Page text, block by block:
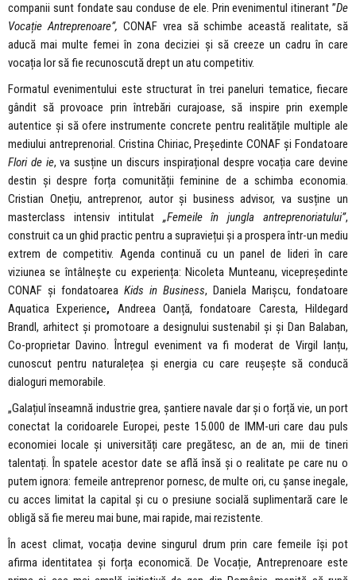
companii sunt fondate sau conduse de ele. Prin evenimentul itinerant ”De
Vocație Antreprenoare”, CONAF vrea să schimbe această realitate, să
aducă mai multe femei în zona deciziei și să creeze un cadru în care
vocația lor să fie recunoscută drept un atu competitiv.
Formatul evenimentului este structurat în trei paneluri tematice, fiecare
gândit să provoace prin întrebări curajoase, să inspire prin exemple
autentice și să ofere instrumente concrete pentru realitățile multiple ale
mediului antreprenorial. Cristina Chiriac, Președinte CONAF și Fondatoare
Flori de ie, va susține un discurs inspirațional despre vocația care devine
destin și despre forța comunității feminine de a schimba economia.
Cristian Onețiu, antreprenor, autor și business advisor, va susține un
masterclass intensiv intitulat „Femeile în jungla antreprenoriatului”,
construit ca un ghid practic pentru a supraviețui și a prospera într-un mediu
extrem de competitiv. Agenda continuă cu un panel de lideri în care
viziunea se întâlnește cu experiența: Nicoleta Munteanu, vicepreședinte
CONAF și fondatoarea Kids in Business, Daniela Marișcu, fondatoare
Aquatica Experience, Andreea Oanță, fondatoare Caresta, Hildegard
Brandl, arhitect și promotoare a designului sustenabil și și Dan Balaban,
Co-proprietar Davino. Întregul eveniment va fi moderat de Virgil Ianțu,
cunoscut pentru naturalețea și energia cu care reușește să conducă
dialoguri memorabile.
„Galațiul înseamnă industrie grea, șantiere navale dar și o forță vie, un port
conectat la coridoarele Europei, peste 15.000 de IMM-uri care dau puls
economiei locale și universități care pregătesc, an de an, mii de tineri
talentați. În spatele acestor date se află însă și o realitate pe care nu o
putem ignora: femeile antreprenor pornesc, de multe ori, cu șanse inegale,
cu acces limitat la capital și cu o presiune socială suplimentară care le
obligă să fie mereu mai bune, mai rapide, mai rezistente.
În acest climat, vocația devine singurul drum prin care femeile își pot
afirma identitatea și forța economică. De Vocație, Antreprenoare este